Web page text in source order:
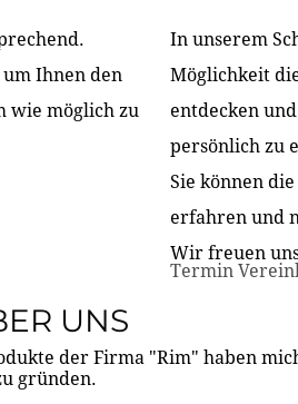
& REFERENZEN
Ihnen den
wie möglich zu
In unserem
Möglichkeit
entdecken
persönlich zu
Sie können
erfahren und
Wir freuen
Termin
UNS
der Firma "Rim" haben
gründen.